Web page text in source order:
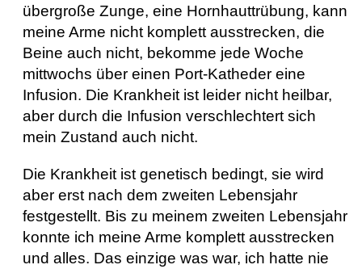
übergroße Zunge, eine Hornhauttrübung, kann
meine Arme nicht komplett ausstrecken, die
Beine auch nicht, bekomme jede Woche
mittwochs über einen Port-Katheder eine
Infusion. Die Krankheit ist leider nicht heilbar,
aber durch die Infusion verschlechtert sich
mein Zustand auch nicht.
Die Krankheit ist genetisch bedingt, sie wird
aber erst nach dem zweiten Lebensjahr
festgestellt. Bis zu meinem zweiten Lebensjahr
konnte ich meine Arme komplett ausstrecken
und alles. Das einzige was war, ich hatte nie